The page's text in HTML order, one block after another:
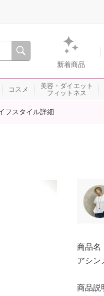
通販・テレビショッピングの
新着商品
コスメ
美容・ダイエット
フィットネス
フスタイル詳細
商品名
アシン
商品説